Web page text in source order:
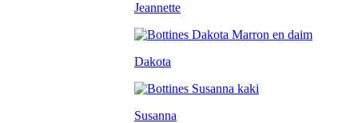
Jeannette
Dakota
Susanna